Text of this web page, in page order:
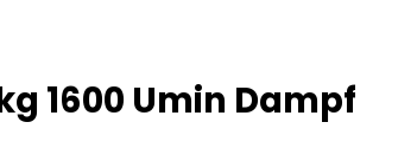
1600 Umin Dampf